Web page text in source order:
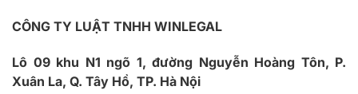
CÔNG TY LUẬT TNHH WINLEGAL
Lô 09 khu N1 ngõ 1, đường Nguyễn Hoàng Tôn, P.
Xuân La, Q. Tây Hồ, TP. Hà Nội